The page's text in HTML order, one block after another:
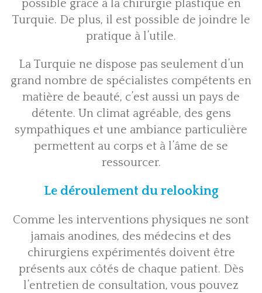
possible grâce à la chirurgie plastique en
Turquie. De plus, il est possible de joindre le
pratique à l’utile.
La Turquie ne dispose pas seulement d’un
grand nombre de spécialistes compétents en
matière de beauté, c’est aussi un pays de
détente. Un climat agréable, des gens
sympathiques et une ambiance particulière
permettent au corps et à l’âme de se
ressourcer.
Le déroulement du relooking
Comme les interventions physiques ne sont
jamais anodines, des médecins et des
chirurgiens expérimentés doivent être
présents aux côtés de chaque patient. Dès
l’entretien de consultation, vous pouvez